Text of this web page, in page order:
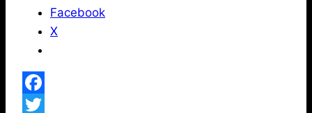
Facebook
X
Facebook